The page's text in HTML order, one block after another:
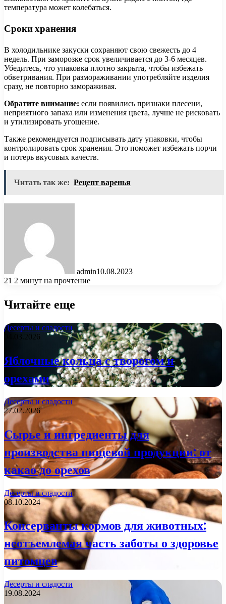
температура может колебаться.
Сроки хранения
В холодильнике закуски сохраняют свою свежесть до 4
недель. При заморозке срок увеличивается до 3-6 месяцев.
Убедитесь, что упаковка плотно закрыта, чтобы избежать
обветривания. При размораживании употребляйте изделия
сразу, не повторно замораживая.
Обратите внимание: если появились признаки плесени,
неприятного запаха или изменения цвета, лучше не рисковать
и утилизировать угощение.
Также рекомендуется подписывать дату упаковки, чтобы
контролировать срок хранения. Это поможет избежать порчи
и потерь вкусовых качеств.
Читать так же: Рецепт варенья
admin10.08.2023
21 2 минут на прочтение
Читайте еще
Десерты и сладости
04.03.2026
Яблочные кольца с творогом и
орехами
Десерты и сладости
27.02.2026
Сырье и ингредиенты для
производства пищевой продукции: от
какао до орехов
Десерты и сладости
08.10.2024
Консерванты кормов для животных:
неотъемлемая часть заботы о здоровье
питомцев
Десерты и сладости
19.08.2024